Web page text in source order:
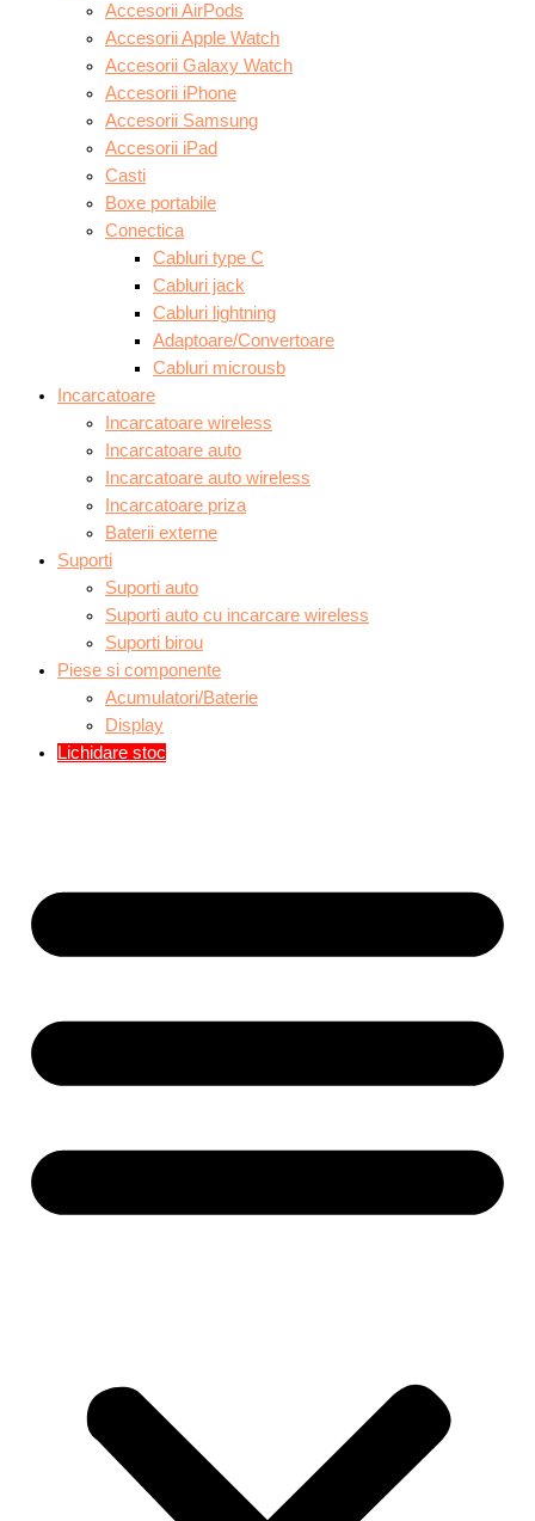
Accesorii AirPods
Accesorii Apple Watch
Accesorii Galaxy Watch
Accesorii iPhone
Accesorii Samsung
Accesorii iPad
Casti
Boxe portabile
Conectica
Cabluri type C
Cabluri jack
Cabluri lightning
Adaptoare/Convertoare
Cabluri microusb
Incarcatoare
Incarcatoare wireless
Incarcatoare auto
Incarcatoare auto wireless
Incarcatoare priza
Baterii externe
Suporti
Suporti auto
Suporti auto cu incarcare wireless
Suporti birou
Piese si componente
Acumulatori/Baterie
Display
Lichidare stoc